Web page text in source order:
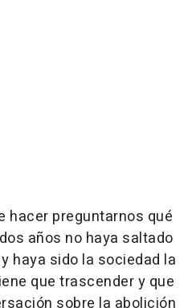
hacer preguntarnos qué
años no haya saltado
haya sido la sociedad la
que trascender y que
sobre la abolición